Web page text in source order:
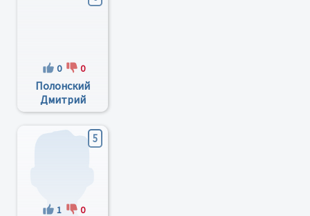
0 0
Полонский
Дмитрий
Игоревич
5
1 0